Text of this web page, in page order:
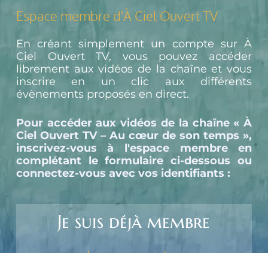
Espace membre d'À Ciel Ouvert TV
En créant simplement un compte sur À
Ciel Ouvert TV, vous pouvez accéder
librement aux vidéos de la chaîne et vous
inscrire en un clic aux différents
évènements proposés en direct.
Pour accéder aux vidéos de la chaîne « À
Ciel Ouvert TV – Au cœur de son temps »,
inscrivez-vous à l'espace membre en
complétant le formulaire ci-dessous ou
connectez-vous avec vos identifiants :
Je suis déjà membre